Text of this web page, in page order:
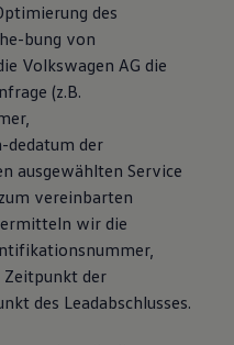
des
bung von
Volkswagen AG die
(z.B.
dedatum der
ausgewählten Service
vereinbarten
wir die
Zeitpunkt der
des Leadabschlusses.